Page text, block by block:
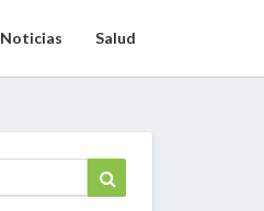
Noticias Salud